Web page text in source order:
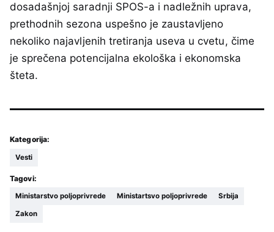
dosadašnjoj saradnji SPOS-a i nadležnih uprava,
prethodnih sezona uspešno je zaustavljeno
nekoliko najavljenih tretiranja useva u cvetu, čime
je sprečena potencijalna ekološka i ekonomska
šteta.
Kategorija:
Vesti
Tagovi:
Ministarstvo poljoprivrede Ministartsvo poljoprivrede Srbija
Zakon